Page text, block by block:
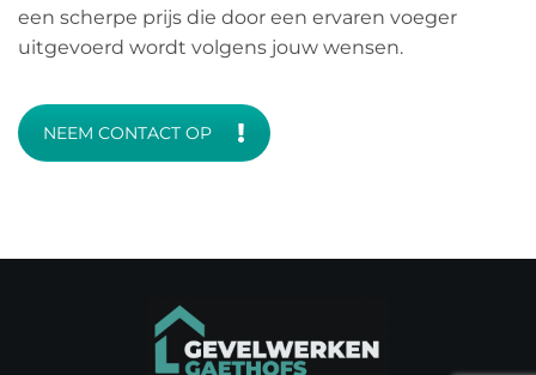
een scherpe prijs die door een ervaren voeger
uitgevoerd wordt volgens jouw wensen.
NEEM CONTACT OP